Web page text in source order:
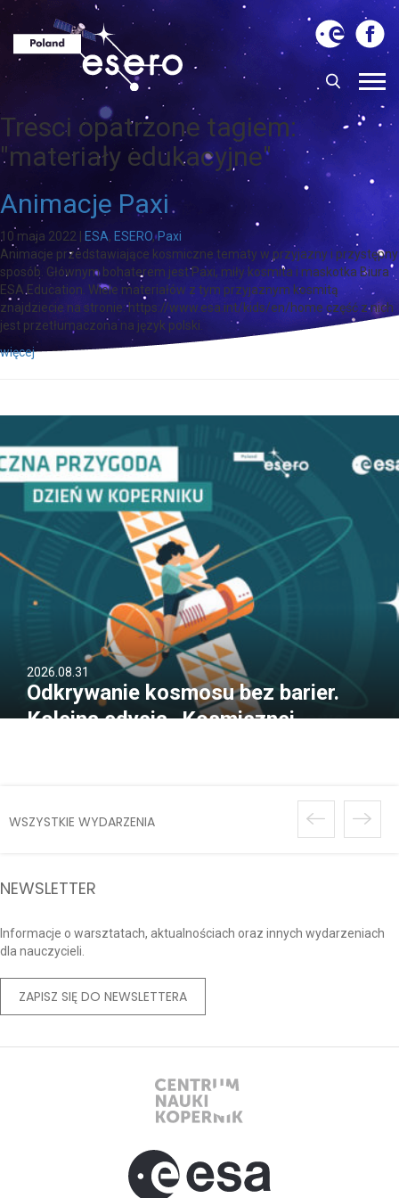
Tresci opatrzone tagiem:
"materiały edukacyjne"
Animacje Paxi
10 maja 2022 | ESA, ESERO,Paxi
Animacje przedstawiające kosmiczne tematy w przyjazny i przystępny
sposób. Głównym bohaterem jest Paxi, miły kosmita i maskotka Biura
ESA Education. Wiele materiałów z tym przyjaznym kosmitą
znajdziecie na stronie: https://www.esa.int/kids/en/home część z nich
jest przetłumaczona na język polski.
więcej
2026.08.31
Odkrywanie kosmosu bez barier.
Kolejna edycja „Kosmicznej
WSZYSTKIE WYDARZENIA
NEWSLETTER
Informacje o warsztatach, aktualnościach oraz innych wydarzeniach
dla nauczycieli.
ZAPISZ SIĘ DO NEWSLETTERA